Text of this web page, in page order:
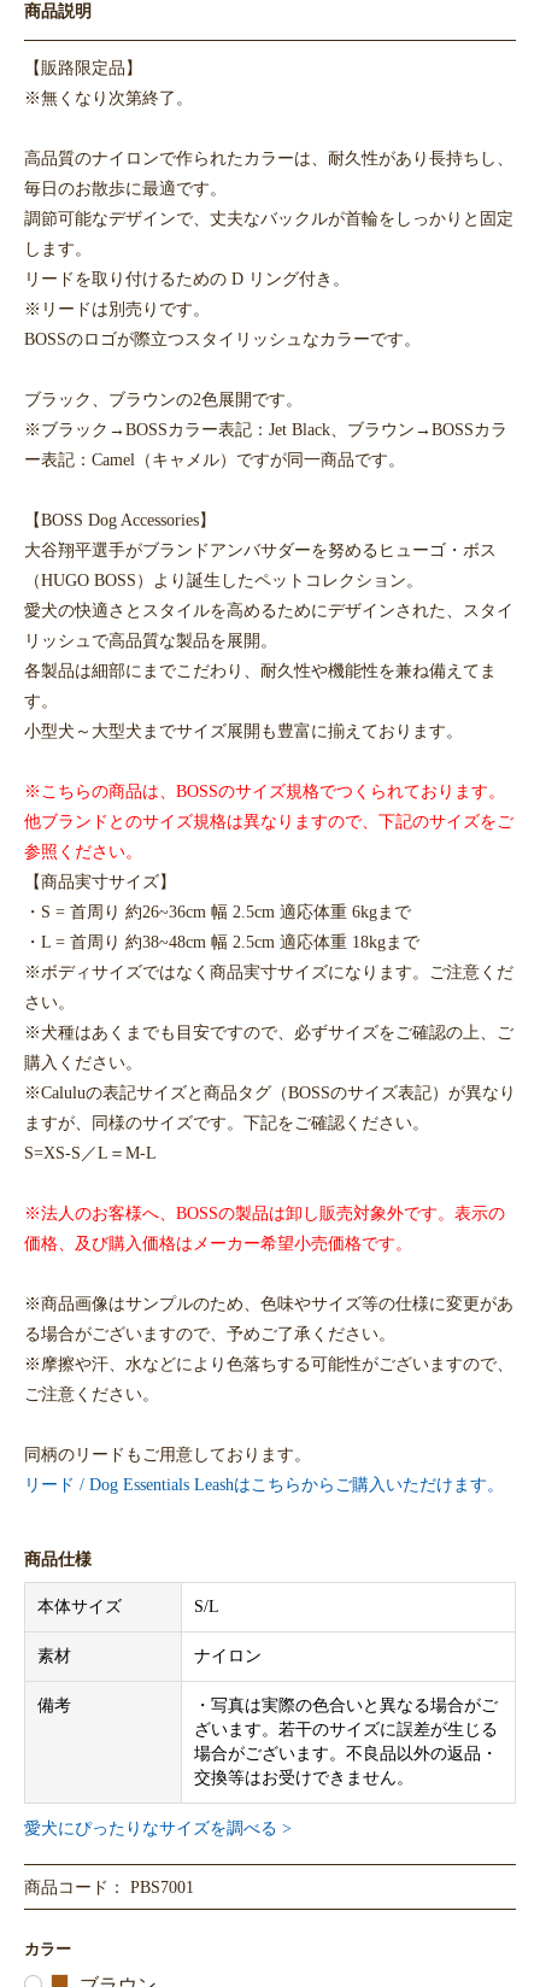
商品説明
【販路限定品】
※無くなり次第終了。
高品質のナイロンで作られたカラーは、耐久性があり長持ちし、
毎日のお散歩に最適です。
調節可能なデザインで、丈夫なバックルが首輪をしっかりと固定
します。
リードを取り付けるための D リング付き。
※リードは別売りです。
BOSSのロゴが際立つスタイリッシュなカラーです。
ブラック、ブラウンの2色展開です。
※ブラック→BOSSカラー表記：Jet Black、ブラウン→BOSSカラ
ー表記：Camel（キャメル）ですが同一商品です。
【BOSS Dog Accessories】
大谷翔平選手がブランドアンバサダーを努めるヒューゴ・ボス
（HUGO BOSS）より誕生したペットコレクション。
愛犬の快適さとスタイルを高めるためにデザインされた、スタイ
リッシュで高品質な製品を展開。
各製品は細部にまでこだわり、耐久性や機能性を兼ね備えてま
す。
小型犬～大型犬までサイズ展開も豊富に揃えております。
※こちらの商品は、BOSSのサイズ規格でつくられております。
他ブランドとのサイズ規格は異なりますので、下記のサイズをご
参照ください。
【商品実寸サイズ】
・S = 首周り 約26~36cm 幅 2.5cm 適応体重 6kgまで
・L = 首周り 約38~48cm 幅 2.5cm 適応体重 18kgまで
※ボディサイズではなく商品実寸サイズになります。ご注意くだ
さい。
※犬種はあくまでも目安ですので、必ずサイズをご確認の上、ご
購入ください。
※Caluluの表記サイズと商品タグ（BOSSのサイズ表記）が異なり
ますが、同様のサイズです。下記をご確認ください。
S=XS-S／L＝M-L
※法人のお客様へ、BOSSの製品は卸し販売対象外です。表示の
価格、及び購入価格はメーカー希望小売価格です。
※商品画像はサンプルのため、色味やサイズ等の仕様に変更があ
る場合がございますので、予めご了承ください。
※摩擦や汗、水などにより色落ちする可能性がございますので、
ご注意ください。
同柄のリードもご用意しております。
リード / Dog Essentials Leashはこちらからご購入いただけます。
商品仕様
本体サイズ S/L
素材 ナイロン
備考
・写真は実際の色合いと異なる場合がご
ざいます。若干のサイズに誤差が生じる
場合がございます。不良品以外の返品・
交換等はお受けできません。
愛犬にぴったりなサイズを調べる >
商品コード： PBS7001
カラー